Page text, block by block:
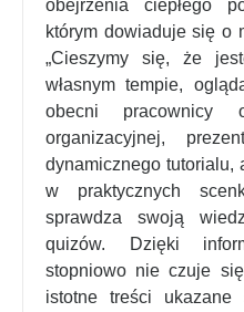
obejrzenia ciepłego
którym dowiaduje się o
„Cieszymy się, że
własnym tempie,
obecni pracownicy
organizacyjnej,
dynamicznego tutorialu,
w praktycznych
sprawdza swoją
quizów. Dzięki
stopniowo nie czuje
istotne treści